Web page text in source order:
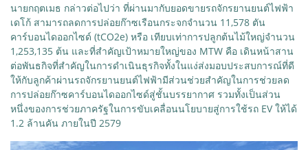
​นายกฤตเมธ กล่าวต่อไปว่า ที่ผ่านมากับยอดขายรถจักรยานยนต์ไฟฟ้า
เดโก้ สามารถลดการปล่อยก๊าซเรือนกระจกจำนวน 11,578 ตัน
คาร์บอนไดออกไซด์ (tCO2e) หรือ เทียบเท่าการปลูกต้นไม้ใหญ่จำนวน
1,253,135 ต้น และที่สำคัญเป้าหมายใหญ่ของ MTW คือ เดินหน้าสาน
ต่อพันธกิจที่สำคัญในการดำเนินธุรกิจทั้งในแง่ส่งมอบประสบการณ์ที่ดี
ให้กับลูกค้าผ่านรถจักรยานยนต์ไฟฟ้ามีส่วนช่วยสำคัญในการช่วยลด
การปล่อยก๊าซคาร์บอนไดออกไซด์สู่ชั้นบรรยากาศ รวมทั้งเป็นส่วน
หนึ่งของการช่วยภาครัฐในการขับเคลื่อนนโยบายสู่การใช้รถ EV ให้ได้
1.2 ล้านคัน ภายในปี 2579